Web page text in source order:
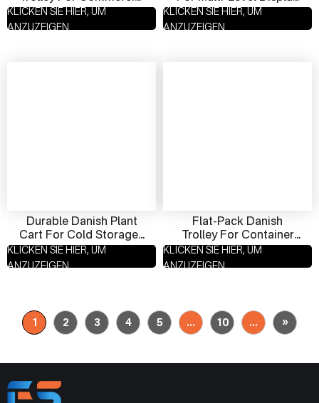
Use | Heavy Duty Cart
Manufacturer &
KLICKEN SIE HIER, UM
ANZUZEIGEN
| Adjustable Retail Plant
Cart Supplier
KLICKEN SIE HIER, UM
ANZUZEIGEN
Durable Danish Plant
Cart For Cold Storage |
Anti-Rust Trolley
Supplier From China
KLICKEN SIE HIER, UM
ANZUZEIGEN
Flat-Pack Danish
Trolley For Container
Optimization | KD
Flower Cart Exporter
KLICKEN SIE HIER, UM
ANZUZEIGEN
1 2 3 4 5 ... 10 ... »